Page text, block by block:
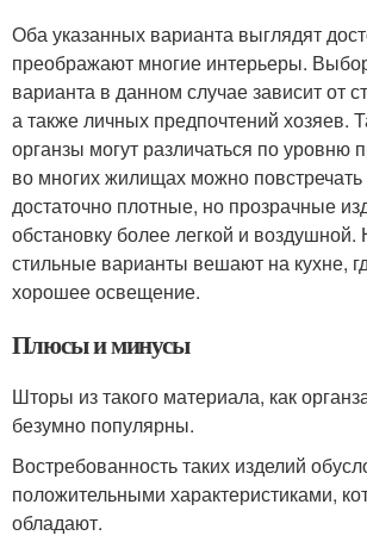
Оба указанных варианта выглядят
преображают многие интерьеры.
варианта в данном случае зависит от
а также личных предпочтений хозяев.
органзы могут различаться по уровню
во многих жилищах можно
достаточно плотные, но прозрачные
обстановку более легкой и воздушной.
стильные варианты вешают на кухне,
хорошее освещение.
Плюсы и минусы
Шторы из такого материала, как
безумно популярны.
Востребованность таких изделий
положительными характеристиками,
обладают.